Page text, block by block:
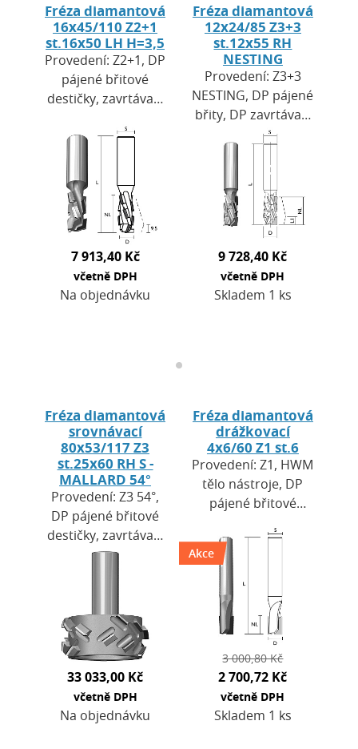
Fréza diamantová
16x45/110 Z2+1
st.16x50 LH H=3,5
Provedení: Z2+1, DP
pájené břitové
destičky, zavrtávací
destiček H = 3,5
mm. Použití: pro
CNC obráběcí
centra a…
7 913,40 Kč
včetně DPH
Na objednávku
Fréza diamantová
12x24/85 Z3+3
st.12x55 RH
NESTING
Provedení: Z3+3
NESTING, DP pájené
břity, DP zavrtávací
břit, tělo nástroje ze
speciální oceli
DENSIMET. Použití:
pro CNC…
9 728,40 Kč
včetně DPH
Skladem 1 ks
Fréza diamantová
srovnávací
80x53/117 Z3
st.25x60 RH S -
MALLARD 54°
Provedení: Z3 54°,
DP pájené břitové
destičky, zavrtávací
břit DP. Výška
CNC obráběcí
centra…
33 033,00 Kč
včetně DPH
Na objednávku
Fréza diamantová
drážkovací
4x6/60 Z1 st.6
Provedení: Z1, HWM
tělo nástroje, DP
pájené břitové
břit DP. Výška
destiček H = 2,7
mm. Použití: pro
CNC…
Akce
3 000,80 Kč
2 700,72 Kč
včetně DPH
Skladem 1 ks